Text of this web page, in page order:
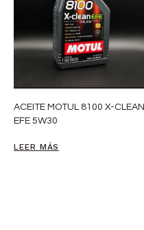
ACEITE MOTUL 8100 X-CLEAN
EFE 5W30
LEER MÁS